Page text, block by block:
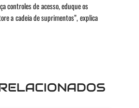
controles de acesso, eduque os
a cadeia de suprimentos”, explica